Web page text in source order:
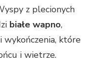
z plecionych
białe wapno,
wykończenia, które
i wietrze.